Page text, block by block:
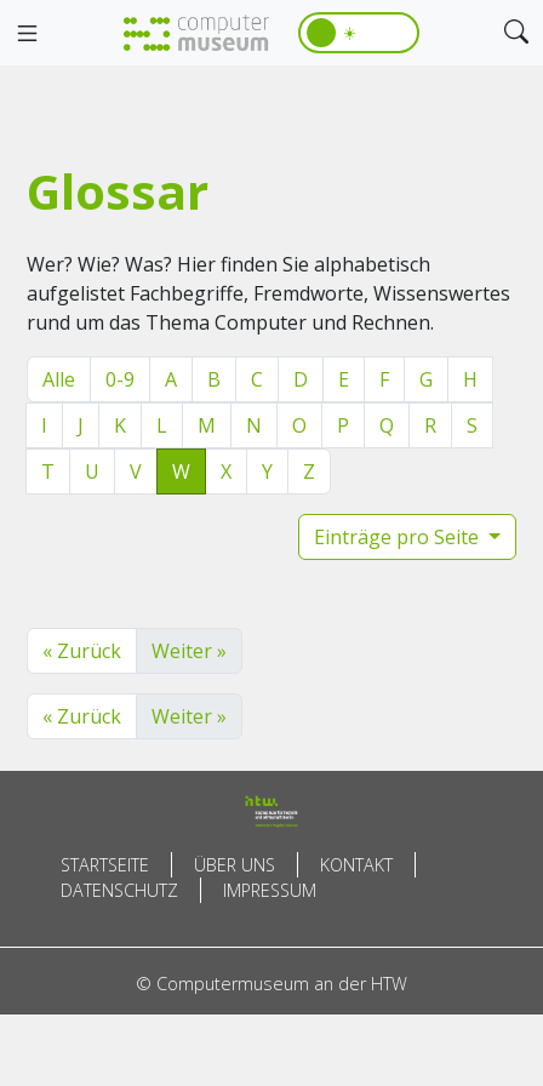
☀️
Glossar
Wer? Wie? Was? Hier finden Sie alphabetisch
aufgelistet Fachbegriffe, Fremdworte, Wissenswertes
rund um das Thema Computer und Rechnen.
Alle 0-9 A B C D E F G
H
I
J K L M N O P Q R
S
T
U V W X Y Z
Einträge pro Seite
« Zurück Weiter »
« Zurück Weiter »
STARTSEITE ÜBER UNS
KONTAKT
DATENSCHUTZ
IMPRESSUM
© Computermuseum an der HTW